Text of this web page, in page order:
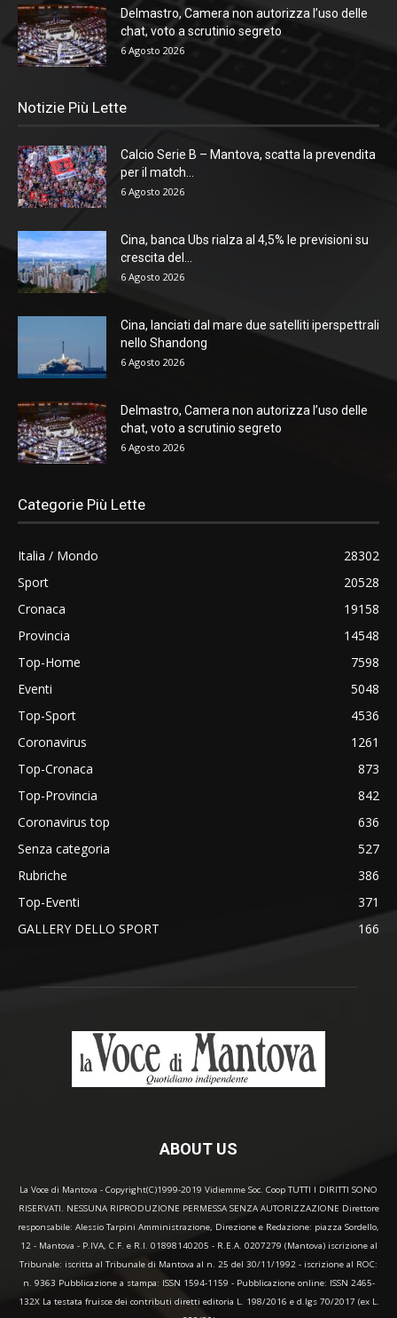
Delmastro, Camera non autorizza l’uso delle
chat, voto a scrutinio segreto
6 Agosto 2026
Notizie Più Lette
Calcio Serie B – Mantova, scatta la prevendita
per il match...
6 Agosto 2026
Cina, banca Ubs rialza al 4,5% le previsioni su
crescita del...
6 Agosto 2026
Cina, lanciati dal mare due satelliti iperspettrali
nello Shandong
6 Agosto 2026
Delmastro, Camera non autorizza l’uso delle
chat, voto a scrutinio segreto
6 Agosto 2026
Categorie Più Lette
Italia / Mondo
28302
Sport
20528
Cronaca
19158
Provincia
14548
Top-Home
7598
Eventi
5048
Top-Sport
4536
Coronavirus
1261
Top-Cronaca
873
Top-Provincia
842
Coronavirus top
636
Senza categoria
527
Rubriche
386
Top-Eventi
371
GALLERY DELLO SPORT
166
ABOUT US
La Voce di Mantova - Copyright(C)1999-2019 Vidiemme Soc. Coop TUTTI I DIRITTI SONO
RISERVATI. NESSUNA RIPRODUZIONE PERMESSA SENZA AUTORIZZAZIONE Direttore
responsabile: Alessio Tarpini Amministrazione, Direzione e Redazione: piazza Sordello,
12 - Mantova - P.IVA, C.F. e R.I. 01898140205 - R.E.A. 0207279 (Mantova) iscrizione al
Tribunale: iscritta al Tribunale di Mantova al n. 25 del 30/11/1992 - iscrizione al ROC:
n. 9363 Pubblicazione a stampa: ISSN 1594-1159 - Pubblicazione online: ISSN 2465-
132X La testata fruisce dei contributi diretti editoria L. 198/2016 e d.lgs 70/2017 (ex L.